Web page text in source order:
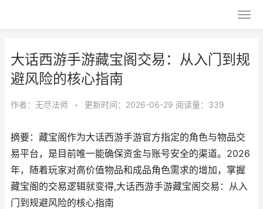
大话西游手游藏宝阁交易：从入门到规
避风险的核心指南
作者： 无尽法师 • 更新时间：2026-06-29 阅读量：339
摘要：藏宝阁作为大话西游手游官方指定的角色与物品交
易平台，是目前唯一能确保资金与账号安全的渠道。2026
年，随着玩家对高价值物品和成品角色需求的增加，掌握
藏宝阁的交易逻辑就变得,大话西游手游藏宝阁交易：从入
门到规避风险的核心指南